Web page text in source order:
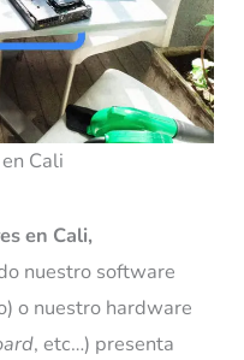
Cali
en Cali,
nuestro software
o nuestro hardware
, etc…) presenta